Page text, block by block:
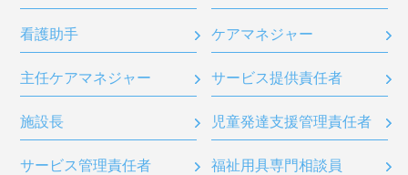
看護助手 ケアマネジャー
主任ケアマネジャー サービス提供責任者
施設長 児童発達支援管理責任者
サービス管理責任者 福祉用具専門相談員